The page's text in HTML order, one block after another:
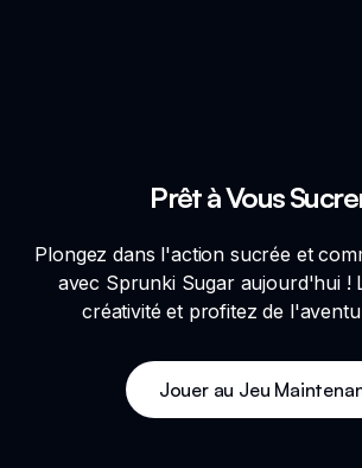
Prêt à Vous
Plongez dans l'action sucrée et
avec Sprunki Sugar aujourd'hui !
créativité et profitez de
Jouer au Jeu